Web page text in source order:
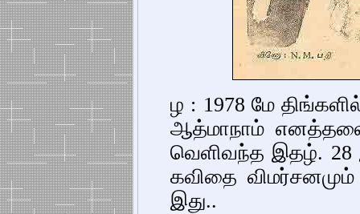
ழ : 1978 மே
ஆத்மாநாம்
வெளிவந்த இதழ். 28
கவிதை
இது..